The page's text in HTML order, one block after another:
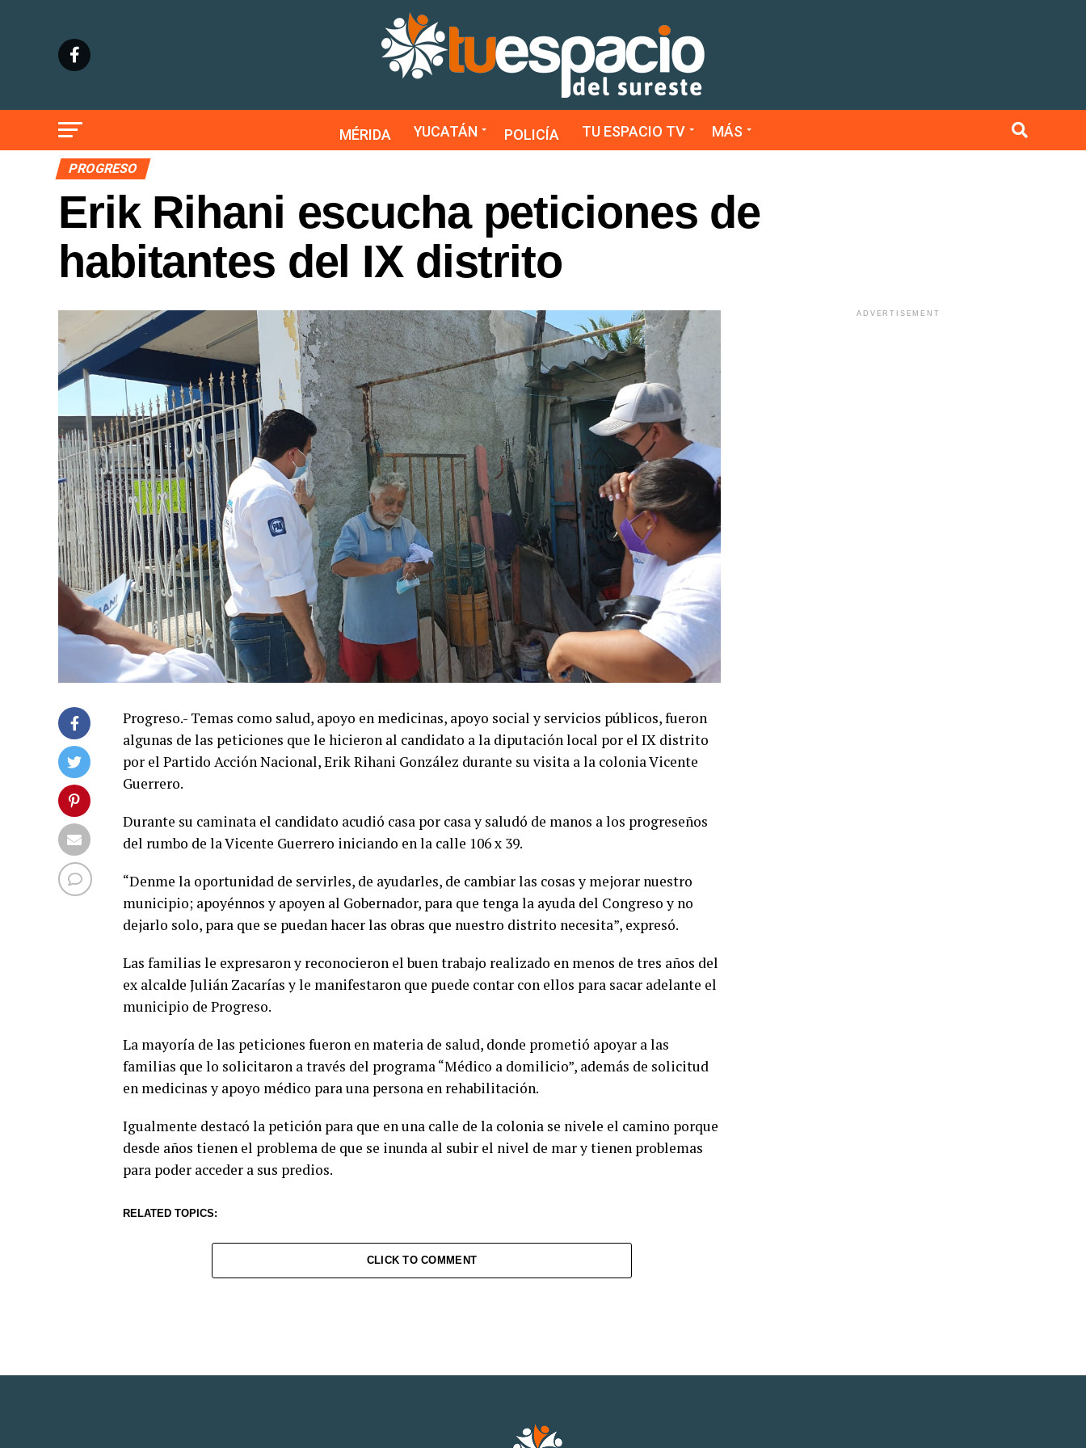
MÉRIDA YUCATÁN POLICÍA TU ESPACIO TV MÁS
PROGRESO
Erik Rihani escucha peticiones de
habitantes del IX distrito
Progreso.- Temas como salud, apoyo en medicinas, apoyo social y servicios públicos, fueron
algunas de las peticiones que le hicieron al candidato a la diputación local por el IX distrito
por el Partido Acción Nacional, Erik Rihani González durante su visita a la colonia Vicente
Guerrero.
Durante su caminata el candidato acudió casa por casa y saludó de manos a los progreseños
del rumbo de la Vicente Guerrero iniciando en la calle 106 x 39.
“Denme la oportunidad de servirles, de ayudarles, de cambiar las cosas y mejorar nuestro
municipio; apoyénnos y apoyen al Gobernador, para que tenga la ayuda del Congreso y no
dejarlo solo, para que se puedan hacer las obras que nuestro distrito necesita”, expresó.
Las familias le expresaron y reconocieron el buen trabajo realizado en menos de tres años del
ex alcalde Julián Zacarías y le manifestaron que puede contar con ellos para sacar adelante el
municipio de Progreso.
La mayoría de las peticiones fueron en materia de salud, donde prometió apoyar a las
familias que lo solicitaron a través del programa “Médico a domilicio”, además de solicitud
en medicinas y apoyo médico para una persona en rehabilitación.
Igualmente destacó la petición para que en una calle de la colonia se nivele el camino porque
desde años tienen el problema de que se inunda al subir el nivel de mar y tienen problemas
para poder acceder a sus predios.
RELATED TOPICS:
CLICK TO COMMENT
ADVERTISEMENT